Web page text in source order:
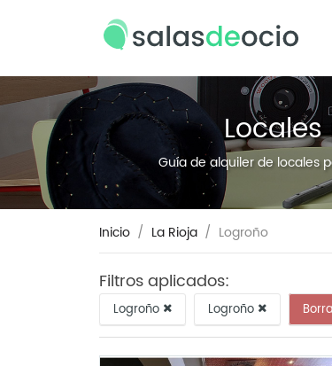
Guía de alquiler de locales
Inicio La Rioja Logroño
Filtros aplicados:
Logroño Logroño